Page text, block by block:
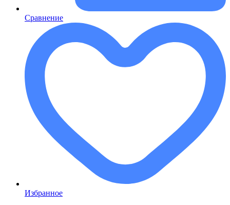
Сравнение
Избранное